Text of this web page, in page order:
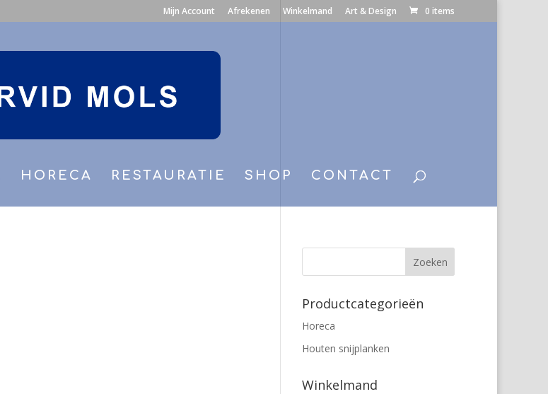
Mijn Account Afrekenen Winkelmand Art & Design 0 items
HORECA RESTAURATIE SHOP CONTACT
Productcategorieën
Horeca
Houten snijplanken
Winkelmand